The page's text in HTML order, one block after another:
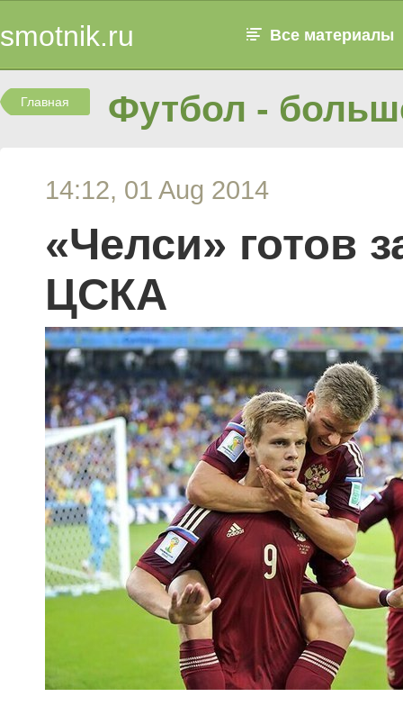
smotnik.ru Все материалы
Главная Футбол -
14:12, 01 Aug 2014
«Челси» готов
ЦСКА